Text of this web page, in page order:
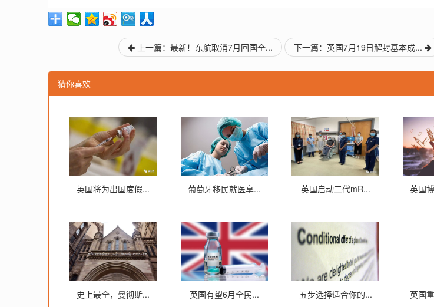
上一篇：最新！东航取消7月回国全... 下一篇：英国7月19日解封基本成...
猜你喜欢
英国将为出国度假... 葡萄牙移民就医享... 英国启动二代mR... 英国
史上最全，曼彻斯... 英国有望6月全民... 五步选择适合你的... 英国